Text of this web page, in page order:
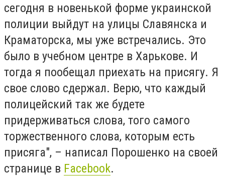
сегодня в новенькой форме украинской
полиции выйдут на улицы Славянска и
Краматорска, мы уже встречались. Это
было в учебном центре в Харькове. И
тогда я пообещал приехать на присягу. Я
свое слово сдержал. Верю, что каждый
полицейский так же будете
придерживаться слова, того самого
торжественного слова, которым есть
присяга", – написал Порошенко на своей
странице в Facebook.